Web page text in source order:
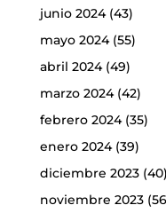
junio 2024(43)
mayo 2024(55)
abril 2024(49)
marzo 2024(42)
febrero 2024(35)
enero 2024(39)
diciembre 2023(40)
noviembre 2023